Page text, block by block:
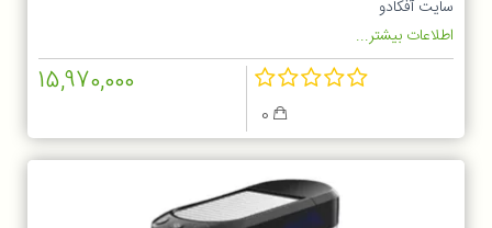
سایت آفکادو
اطلاعات بیشتر...
0
15,970,000